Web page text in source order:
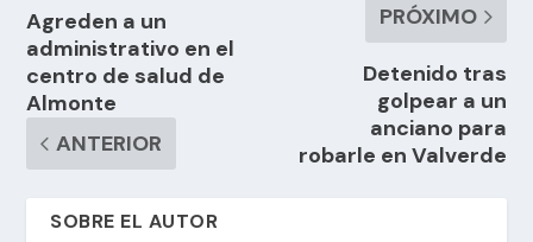
Agreden a un
administrativo en el
centro de salud de
Almonte
ANTERIOR
PRÓXIMO
Detenido tras
golpear a un
anciano para
robarle en Valverde
SOBRE EL AUTOR